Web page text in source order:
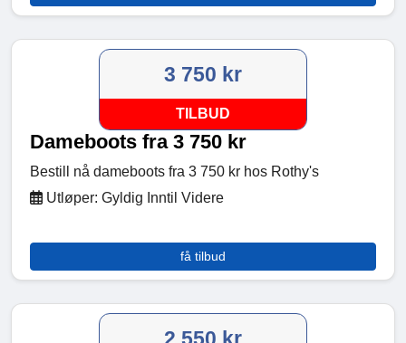
3 750 kr
TILBUD
Dameboots fra 3 750 kr
Bestill nå dameboots fra 3 750 kr hos Rothy's
Utløper: Gyldig Inntil Videre
få tilbud